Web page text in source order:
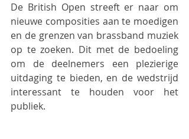
De British Open streeft er naar om
nieuwe composities aan te moedigen
en de grenzen van brassband muziek
op te zoeken. Dit met de bedoeling
om de deelnemers een plezierige
uitdaging te bieden, en de wedstrijd
interessant te houden voor het
publiek.